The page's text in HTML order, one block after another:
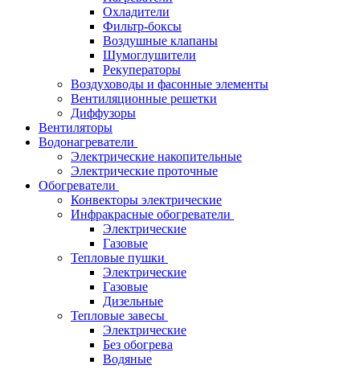
Охладители
Фильтр-боксы
Воздушные клапаны
Шумоглушители
Рекуператоры
Воздуховоды и фасонные элементы
Вентиляционные решетки
Диффузоры
Вентиляторы
Водонагреватели
Электрические накопительные
Электрические проточные
Обогреватели
Конвекторы электрические
Инфракрасные обогреватели
Электрические
Газовые
Тепловые пушки
Электрические
Газовые
Дизельные
Тепловые завесы
Электрические
Без обогрева
Водяные